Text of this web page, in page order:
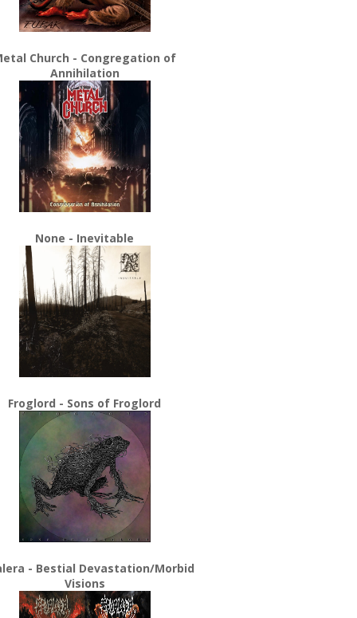
Church - Congregation of
Annihilation
None - Inevitable
Froglord - Sons of Froglord
- Bestial Devastation/Morbid
Visions